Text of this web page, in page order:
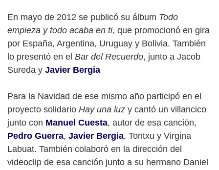
En mayo de 2012 se publicó su álbum Todo
empieza y todo acaba en ti, que promocionó en gira
por España, Argentina, Uruguay y Bolivia. También
lo presentó en el Bar del Recuerdo, junto a Jacob
Sureda y Javier Bergia
Para la Navidad de ese mismo año participó en el
proyecto solidario Hay una luz y cantó un villancico
junto con Manuel Cuesta, autor de esa canción,
Pedro Guerra, Javier Bergia, Tontxu y Virgina
Labuat. También colaboró en la dirección del
videoclip de esa canción junto a su hermano Daniel